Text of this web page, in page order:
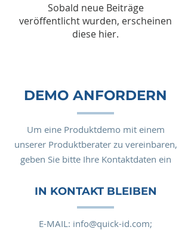
Sobald neue Beiträge
veröffentlicht wurden, erscheinen
diese hier.
DEMO ANFORDERN
Um eine Produktdemo mit einem
unserer Produktberater zu vereinbaren,
geben Sie bitte Ihre Kontaktdaten ein
IN KONTAKT BLEIBEN
E-MAIL: info@quick-id.com;